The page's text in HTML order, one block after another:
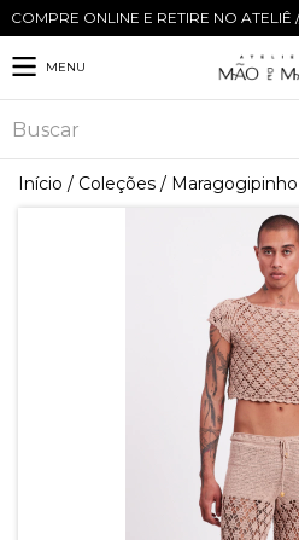
COMPRE ONLINE E RETIRE NO ATELIÊ
MENU
Início / Coleções / Maragogipinho